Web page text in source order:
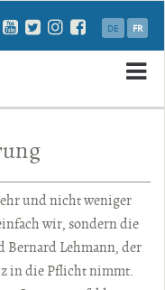
DE FR
und nicht weniger
wir, sondern die
Bernard Lehmann, der
in die Pflicht nimmt.